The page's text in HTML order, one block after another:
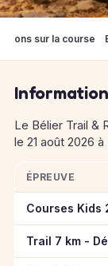
sur la course
Le Bélier Trail &
le 21 août 2026
Informations
ÉPREUVE
Courses Kids
Trail 7 km -